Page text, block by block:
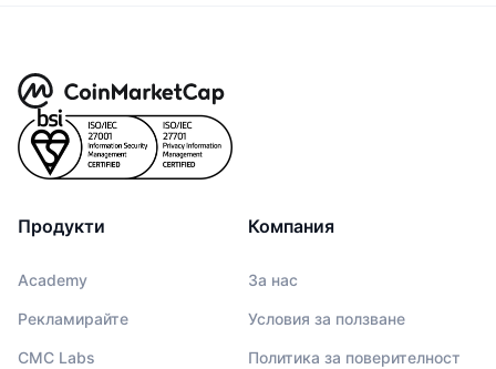
Продукти
Academy
Рекламирайте
CMC Labs
Компания
За нас
Условия за ползване
Политика за поверителност